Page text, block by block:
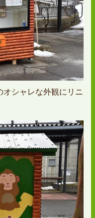
オシャレな外観にリニ